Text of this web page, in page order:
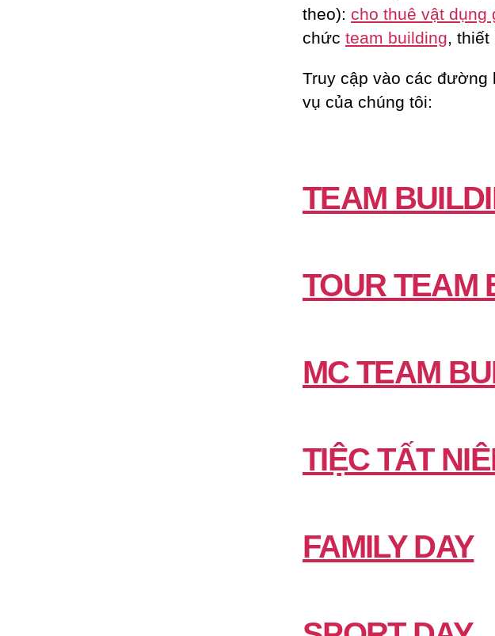
theo): cho thuê vật dụng
chức team building ,
Truy cập vào các đường
vụ của chúng tôi:
TEAM
TOUR TEAM
MC TEAM
TIỆC TẤT
FAMILY DAY